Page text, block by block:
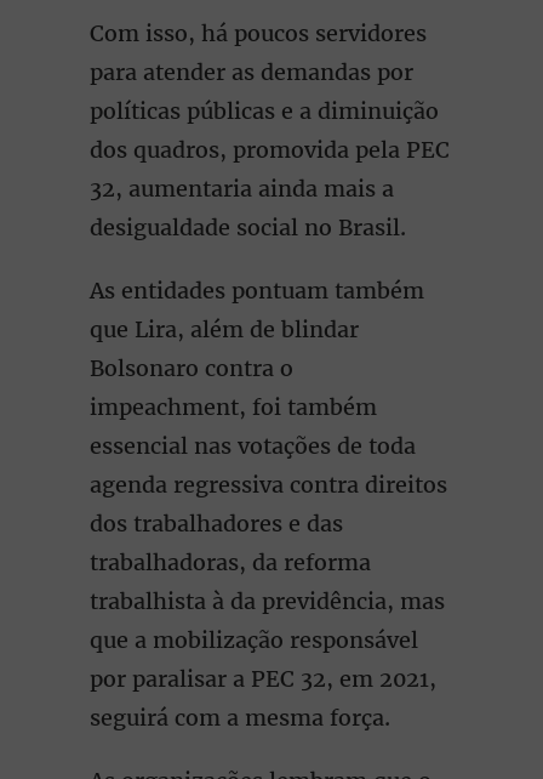
Com isso, há poucos servidores
para atender as demandas por
políticas públicas e a diminuição
dos quadros, promovida pela PEC
32, aumentaria ainda mais a
desigualdade social no Brasil.
As entidades pontuam também
que Lira, além de blindar
Bolsonaro contra o
impeachment, foi também
essencial nas votações de toda
agenda regressiva contra direitos
dos trabalhadores e das
trabalhadoras, da reforma
trabalhista à da previdência, mas
que a mobilização responsável
por paralisar a PEC 32, em 2021,
seguirá com a mesma força.